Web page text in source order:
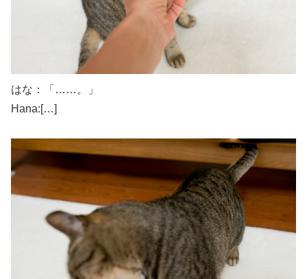
はな：「……。」
Hana:[…]